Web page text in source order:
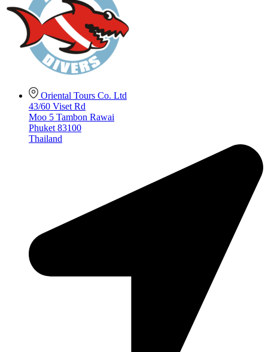
Oriental Tours Co. Ltd
43/60 Viset Rd
Moo 5 Tambon Rawai
Phuket 83100
Thailand